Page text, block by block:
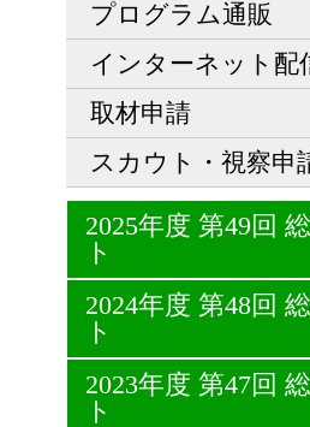
プログラム通販
インターネット配
取材申請
スカウト・視察申
2025年度 第49回
ト
2024年度 第48回
ト
2023年度 第47回
ト